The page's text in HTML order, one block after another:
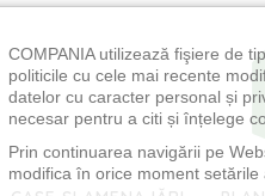
COMPANIA utilizează fişiere de
politicile cu cele mai recente
datelor cu caracter personal și
necesar pentru a citi și înțelege
Prin continuarea navigării pe
modifica în orice moment